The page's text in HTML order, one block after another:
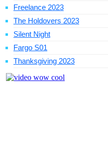
Freelance 2023
The Holdovers 2023
Silent Night
Fargo S01
Thanksgiving 2023